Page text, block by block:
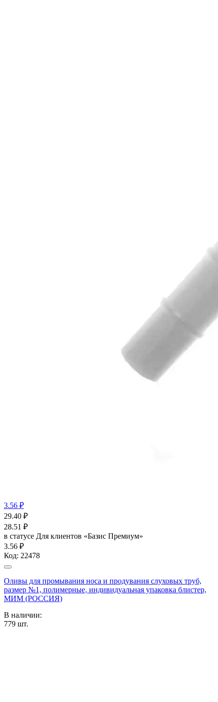
3.56 ₽
29.40 ₽
28.51 ₽
в статусе Для клиентов «Базис Премиум»
3.56 ₽
Код: 22478
Оливы для промывания носа и продувания слуховых труб,
размер №1, полимерные, индивидуальная упаковка блистер,
МИМ (РОССИЯ)
В наличии:
779 шт.